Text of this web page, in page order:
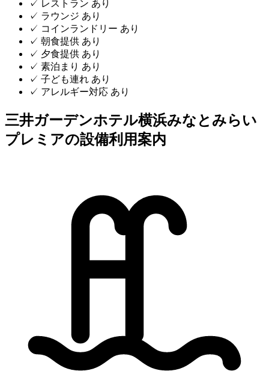
✓ レストラン あり
✓ ラウンジ あり
✓ コインランドリー あり
✓ 朝食提供 あり
✓ 夕食提供 あり
✓ 素泊まり あり
✓ 子ども連れ あり
✓ アレルギー対応 あり
三井ガーデンホテル横浜みなとみらい
プレミアの設備利用案内